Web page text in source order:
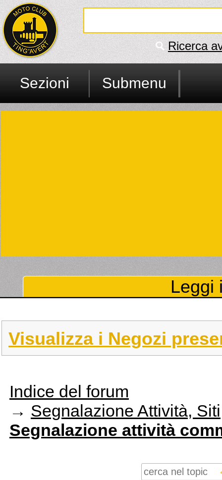
Ricerca
Sezioni Submenu
Leggi
Visualizza i Negozi
Indice del forum
→ Segnalazione Attività,
Segnalazione attività